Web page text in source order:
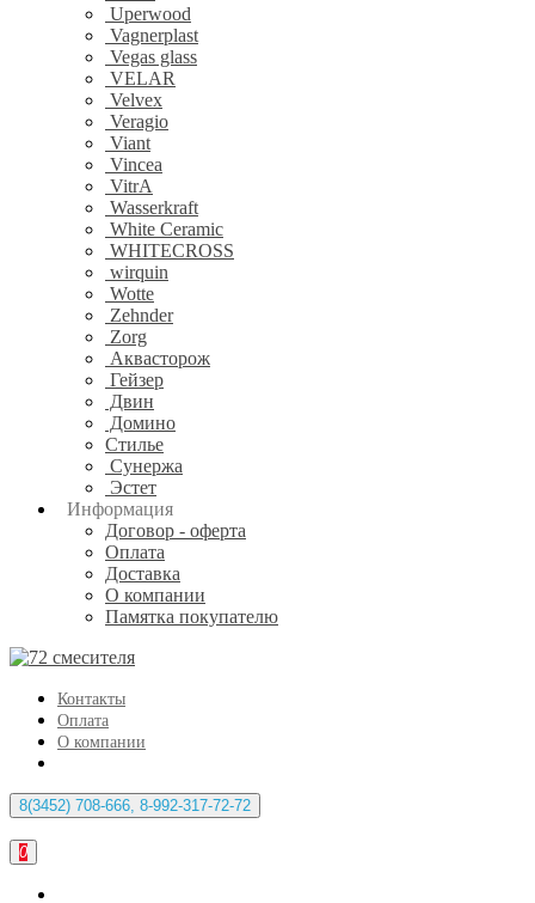
Uperwood
Vagnerplast
Vegas glass
VELAR
Velvex
Veragio
Viant
Vincea
VitrA
Wasserkraft
White Ceramic
WHITECROSS
wirquin
Wotte
Zehnder
Zorg
Аквасторож
Гейзер
Двин
Домино
Стилье
Сунержа
Эстет
Информация
Договор - оферта
Оплата
Доставка
О компании
Памятка покупателю
Контакты
Оплата
О компании
8(3452) 708-666, 8-992-317-72-72
0